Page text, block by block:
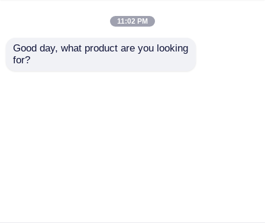
11:02 PM
Good day, what product are you looking
for?